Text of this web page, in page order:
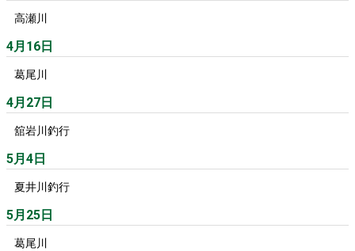
高瀬川
4月16日
葛尾川
4月27日
舘岩川釣行
5月4日
夏井川釣行
5月25日
葛尾川